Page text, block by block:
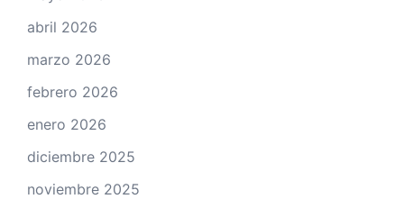
abril 2026
marzo 2026
febrero 2026
enero 2026
diciembre 2025
noviembre 2025